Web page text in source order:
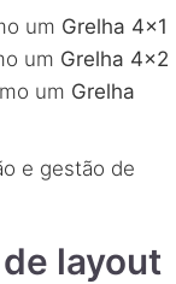
um Grelha 4×1
um Grelha 4×2
um Grelha
e gestão de
layout